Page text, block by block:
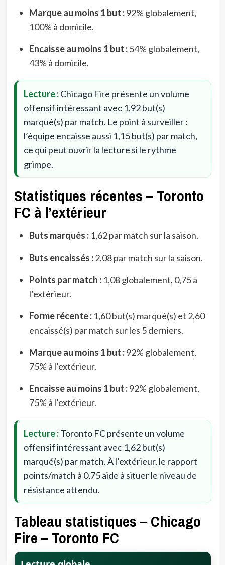
Marque au moins 1 but :92% globalement,
100% à domicile.
Encaisse au moins 1 but :54% globalement,
43% à domicile.
Lecture :Chicago Fire présente un volume
offensif intéressant avec 1,92 but(s)
marqué(s) par match. Le point à surveiller :
l’équipe encaisse aussi 1,15 but(s) par match,
ce qui peut ouvrir la lecture si le rythme
grimpe.
Statistiques récentes – Toronto
FC à l’extérieur
Buts marqués :1,62 par match sur la saison.
Buts encaissés :2,08 par match sur la saison.
Points par match :1,08 globalement, 0,75 à
l’extérieur.
Forme récente :1,60 but(s) marqué(s) et 2,60
encaissé(s) par match sur les 5 derniers.
Marque au moins 1 but :92% globalement,
75% à l’extérieur.
Encaisse au moins 1 but :92% globalement,
75% à l’extérieur.
Lecture :Toronto FC présente un volume
offensif intéressant avec 1,62 but(s)
marqué(s) par match. À l’extérieur, le rapport
points/match à 0,75 aide à situer le niveau de
résistance attendu.
Tableau statistiques – Chicago
Fire – Toronto FC